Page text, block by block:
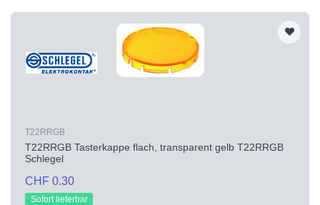
T22RRGB
T22RRGB Tasterkappe flach, transparent gelb T22RRGB
Schlegel
CHF 0.30
Sofort lieferbar